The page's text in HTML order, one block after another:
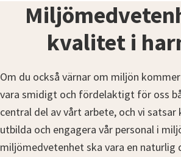
kvalitet i
Om du också värnar om miljön
vara smidigt och fördelaktigt för oss
central del av vårt arbete, och vi
utbilda och engagera vår personal i
miljömedvetenhet ska vara en naturlig